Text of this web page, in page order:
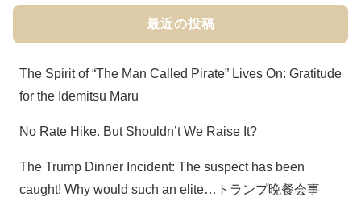
最近の投稿
The Spirit of “The Man Called Pirate” Lives On: Gratitude
for the Idemitsu Maru
No Rate Hike. But Shouldn’t We Raise It?
The Trump Dinner Incident: The suspect has been
caught! Why would such an elite…トランプ晩餐会事